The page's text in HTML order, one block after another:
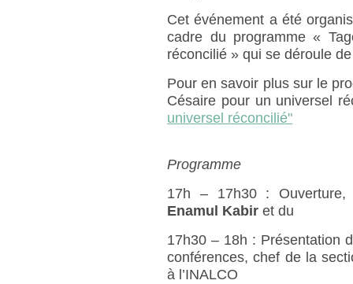
Cet événement a été
cadre du programme «
réconcilié » qui se déroule
Pour en savoir plus sur le
Césaire pour un universel
universel réconcilié"
Programme
17h – 17h30 :
Enamul Kabir et du
17h30 – 18h : Présentation
conférences, chef de la
à l’INALCO